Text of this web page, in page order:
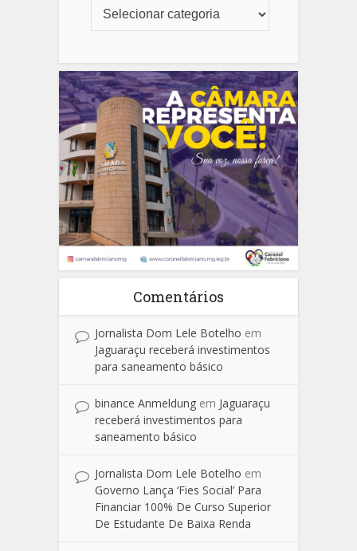
Comentários
Jornalista Dom Lele Botelho em
Jaguaraçu receberá investimentos
para saneamento básico
binance Anmeldung em Jaguaraçu
receberá investimentos para
saneamento básico
Jornalista Dom Lele Botelho em
Governo Lança ‘Fies Social’ Para
Financiar 100% De Curso Superior
De Estudante De Baixa Renda